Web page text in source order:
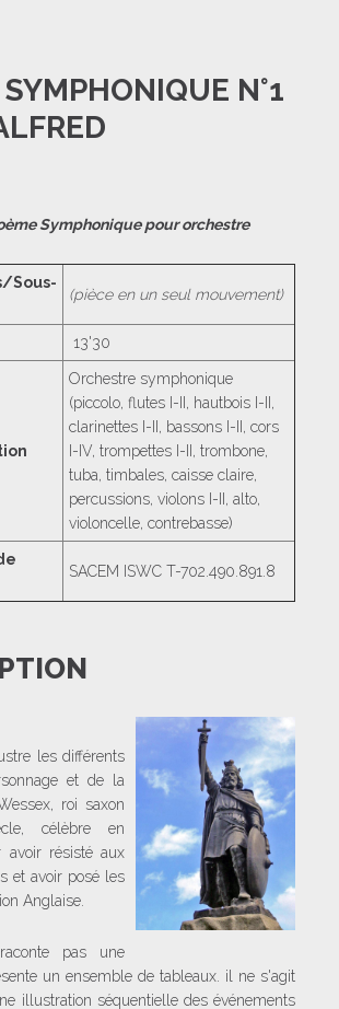
SYMPHONIQUE N°1
Symphonique pour orchestre
Sous-
(pièce en un seul mouvement)
13'30
Orchestre symphonique
(piccolo, flutes I-II, hautbois I-II,
clarinettes I-II, bassons I-II, cors
I-IV, trompettes I-II, trombone,
tuba, timbales, caisse claire,
percussions, violons I-II, alto,
violoncelle, contrebasse)
SACEM ISWC T-702.490.891.8
les différents
et de la
roi saxon
célèbre en
avoir résisté aux
et avoir posé les
Anglaise.
pas une
un ensemble de tableaux. il ne s'agit
illustration séquentielle des événements